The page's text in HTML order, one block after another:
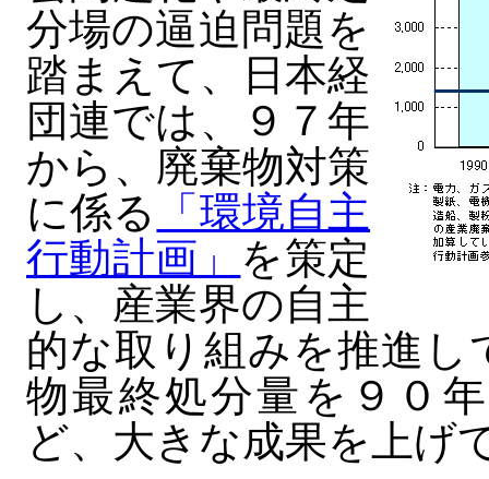
分場の逼迫問題を
踏まえて、日本経
団連では、９７年
から、廃棄物対策
に係る
「環境自主
行動計画」 を策定
し、産業界の自主
的な取り組みを推進
物最終処分量を９０
ど、大きな成果を上げ